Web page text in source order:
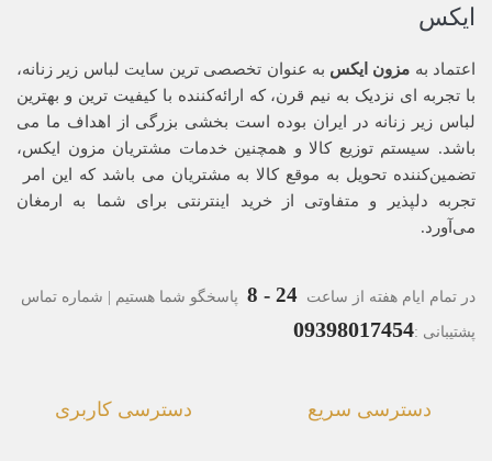
ایکس
اعتماد به مزون ایکس به عنوان تخصصی ترین سایت لباس زیر زنانه،
با تجربه ای نزدیک به نیم قرن، که ارائه‌کننده با کیفیت ترین و بهترین
لباس زیر زنانه در ایران بوده ‌است بخشی بزرگی از اهداف ما می
باشد. سیستم توزیع کالا و همچنین خدمات مشتریان مزون ایکس،
تضمین‌کننده‌ تحویل به موقع کالا به مشتریان می باشد که این امر
تجربه‌ دلپذیر و متفاوتی از خرید اینترنتی برای شما به ارمغان
می‌آورد.
در تمام ایام هفته از ساعت 24 - 8 پاسخگو شما هستیم | شماره تماس
پشتیبانی :09398017454
دسترسی سریع دسترسی کاربری